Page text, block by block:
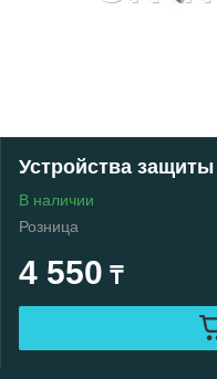
Устройства
В наличии
Розница
4 550 ₸